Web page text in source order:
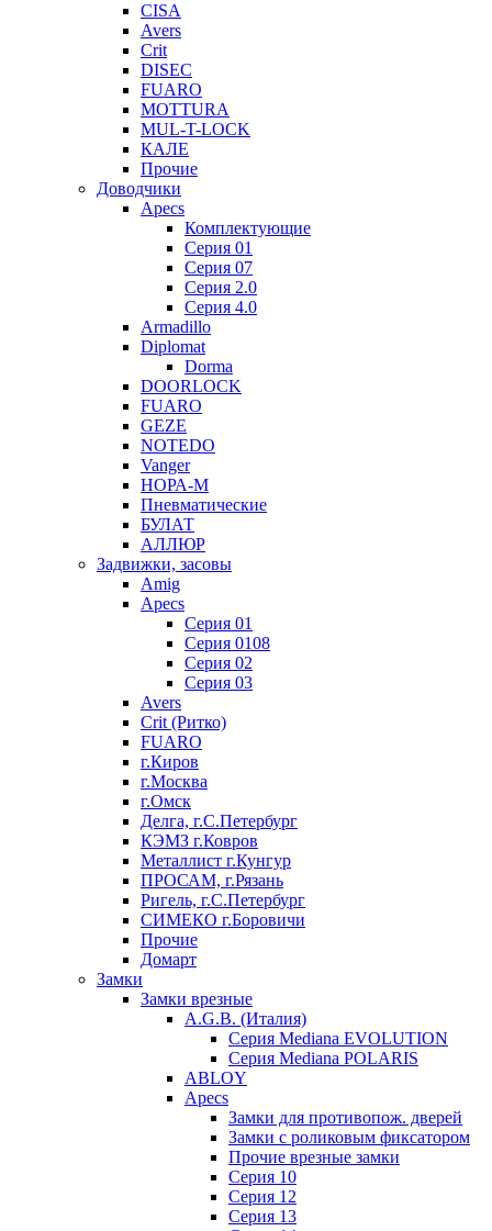
CISA
Avers
Crit
DISEC
FUARO
MOTTURA
MUL-T-LOCK
КАЛЕ
Прочие
Доводчики
Apecs
Комплектующие
Серия 01
Серия 07
Серия 2.0
Серия 4.0
Armadillo
Diplomat
Dorma
DOORLOCK
FUARO
GEZE
NOTEDO
Vanger
НОРА-М
Пневматические
БУЛАТ
АЛЛЮР
Задвижки, засовы
Amig
Apecs
Серия 01
Серия 0108
Серия 02
Серия 03
Avers
Crit (Ритко)
FUARO
г.Киров
г.Москва
г.Омск
Делга, г.С.Петербург
КЭМЗ г.Ковров
Металлист г.Кунгур
ПРОСАМ, г.Рязань
Ригель, г.С.Петербург
СИМЕКО г.Боровичи
Прочие
Домарт
Замки
Замки врезные
A.G.B. (Италия)
Серия Mediana EVOLUTION
Серия Mediana POLARIS
ABLOY
Apecs
Замки для противопож. дверей
Замки с роликовым фиксатором
Прочие врезные замки
Серия 10
Серия 12
Серия 13